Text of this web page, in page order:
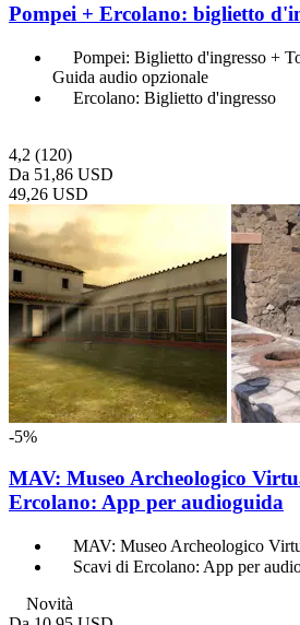
Pompei + Ercolano: biglietto
Pompei: Biglietto d'ingresso +
Guida audio opzionale
Ercolano: Biglietto d'ingresso
4,2 (120)
Da 51,86 USD
49,26 USD
-5%
MAV: Museo Archeologico
Ercolano: App per audioguida
MAV: Museo Archeologico
Scavi di Ercolano: App per
Novità